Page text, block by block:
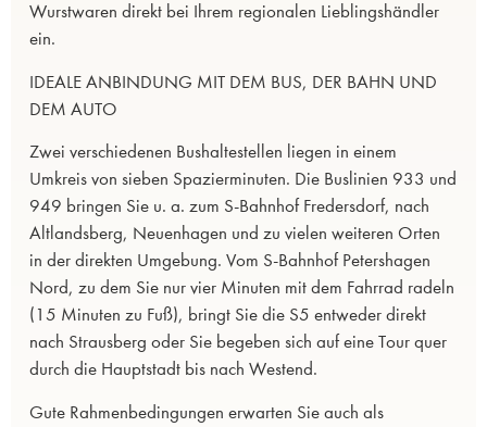
Wurstwaren direkt bei Ihrem regionalen Lieblingshändler
ein.
IDEALE ANBINDUNG MIT DEM BUS, DER BAHN UND
DEM AUTO
Zwei verschiedenen Bushaltestellen liegen in einem
Umkreis von sieben Spazierminuten. Die Buslinien 933 und
949 bringen Sie u. a. zum S-Bahnhof Fredersdorf, nach
Altlandsberg, Neuenhagen und zu vielen weiteren Orten
in der direkten Umgebung. Vom S-Bahnhof Petershagen
Nord, zu dem Sie nur vier Minuten mit dem Fahrrad radeln
(15 Minuten zu Fuß), bringt Sie die S5 entweder direkt
nach Strausberg oder Sie begeben sich auf eine Tour quer
durch die Hauptstadt bis nach Westend.
Gute Rahmenbedingungen erwarten Sie auch als